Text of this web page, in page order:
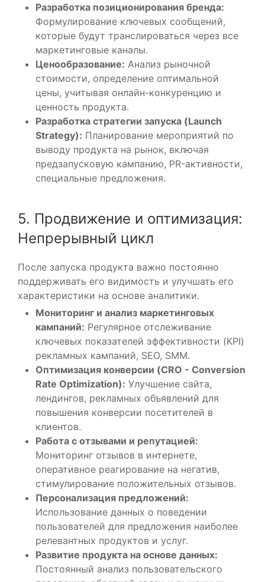
Разработка позиционирования бренда:
Формулирование ключевых сообщений,
которые будут транслироваться через все
маркетинговые каналы.
Ценообразование: Анализ рыночной
стоимости, определение оптимальной
цены, учитывая онлайн-конкуренцию и
ценность продукта.
Разработка стратегии запуска (Launch
Strategy): Планирование мероприятий по
выводу продукта на рынок, включая
предзапусковую кампанию, PR-активности,
специальные предложения.
5. Продвижение и оптимизация:
Непрерывный цикл
После запуска продукта важно постоянно
поддерживать его видимость и улучшать его
характеристики на основе аналитики.
Мониторинг и анализ маркетинговых
кампаний: Регулярное отслеживание
ключевых показателей эффективности (KPI)
рекламных кампаний, SEO, SMM.
Оптимизация конверсии (CRO - Conversion
Rate Optimization): Улучшение сайта,
лендингов, рекламных объявлений для
повышения конверсии посетителей в
клиентов.
Работа с отзывами и репутацией:
Мониторинг отзывов в интернете,
оперативное реагирование на негатив,
стимулирование положительных отзывов.
Персонализация предложений:
Использование данных о поведении
пользователей для предложения наиболее
релевантных продуктов и услуг.
Развитие продукта на основе данных:
Постоянный анализ пользовательского